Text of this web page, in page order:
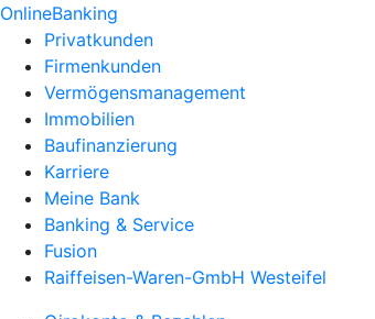
OnlineBanking
Privatkunden
Firmenkunden
Vermögensmanagement
Immobilien
Baufinanzierung
Karriere
Meine Bank
Banking & Service
Fusion
Raiffeisen-Waren-GmbH Westeifel